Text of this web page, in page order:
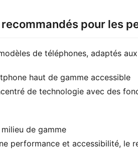
pour les
de téléphones, adaptés
haut de gamme accessible
de technologie avec des
de gamme
performance et accessibilité,